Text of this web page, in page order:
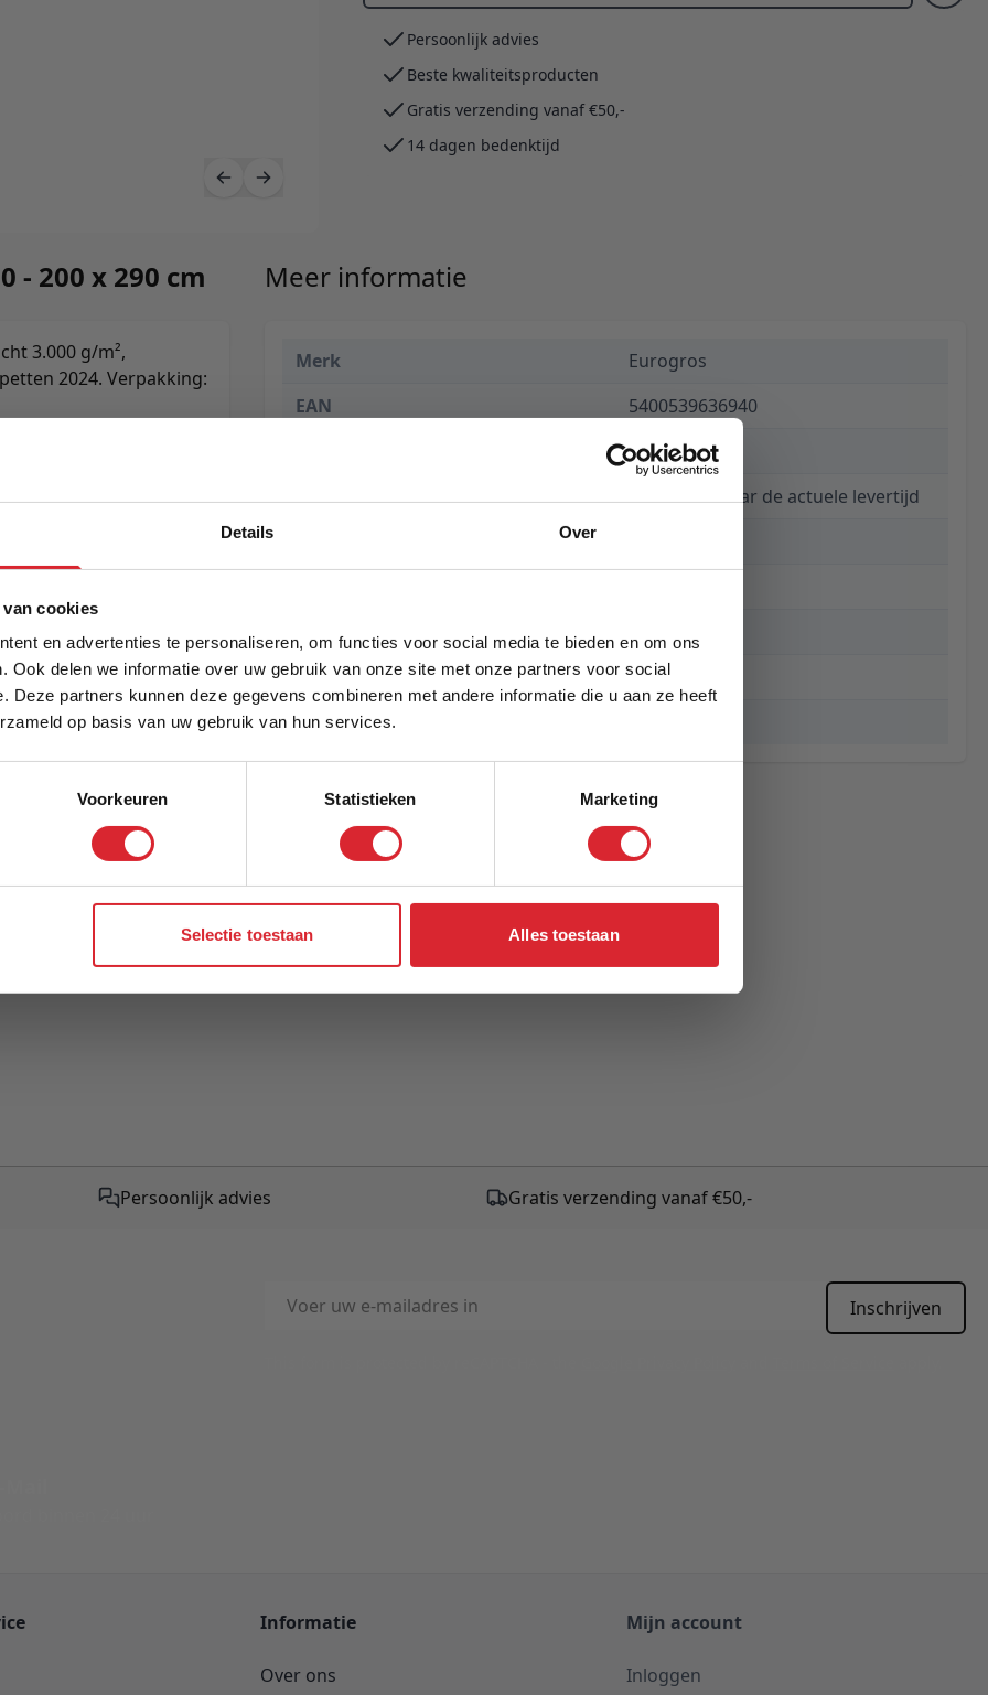
Details Over
cookies
en advertenties te personaliseren, om functies voor social media te bieden en om ons
Ook delen we informatie over uw gebruik van onze site met onze partners voor social
Deze partners kunnen deze gegevens combineren met andere informatie die u aan ze heeft
op basis van uw gebruik van hun services.
Voorkeuren Statistieken Marketing
Selectie toestaan Alles toestaan
Persoonlijk advies
Beste kwaliteitsproducten
Gratis verzending vanaf €50,-
14 dagen bedenktijd
- 200 x 290 cm
3.000 g/m²,
2024. Verpakking:
Meer informatie
Merk
Eurogros
EAN
5400539636940
€ 795,00
Levertijd
Informeer naar de actuele levertijd
Lengte
Breedte
200 cm
Model
Persoonlijk advies Gratis verzending vanaf €50,-
E-mailadres
Inschrijven
Informatie
Over ons
Mijn account
Inloggen
5% Korting
Schrijf je in en ontvang direct een kortingscode